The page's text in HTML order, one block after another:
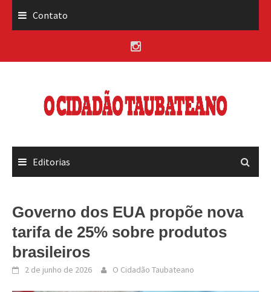
Contato
Editorias
Governo dos EUA propõe nova
tarifa de 25% sobre produtos
brasileiros
2 de junho de 2026 O Cidadão Taubateano